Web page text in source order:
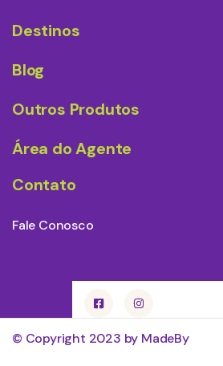
Destinos
Blog
Outros Produtos
Área do Agente
Contato
Fale Conosco
© Copyright 2023 by MadeBy